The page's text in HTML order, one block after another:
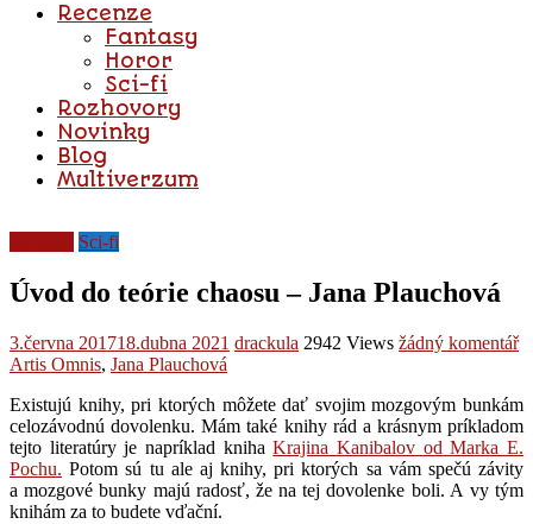
Recenze
Fantasy
Horor
Sci-fi
Rozhovory
Novinky
Blog
Multiverzum
Sci-fi
Úvod do teórie chaosu – Jana Plauchová
3.června 201718.dubna 2021 drackula 2942 Views žádný komentář
Artis Omnis, Jana Plauchová
Existujú knihy, pri ktorých môžete dať svojim mozgovým bunkám
celozávodnú dovolenku. Mám také knihy rád a krásnym príkladom
tejto literatúry je napríklad knihaKrajina Kanibalov od Marka E.
Pochu. Potom sú tu ale aj knihy, pri ktorých sa vám spečú závity
a mozgové bunky majú radosť, že na tej dovolenke boli. A vy tým
knihám za to budete vďační.